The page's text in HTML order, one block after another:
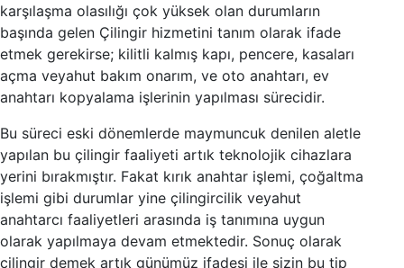
karşılaşma olasılığı çok yüksek olan durumların
başında gelen Çilingir hizmetini tanım olarak ifade
etmek gerekirse; kilitli kalmış kapı, pencere, kasaları
açma veyahut bakım onarım, ve oto anahtarı, ev
anahtarı kopyalama işlerinin yapılması sürecidir.
Bu süreci eski dönemlerde maymuncuk denilen aletle
yapılan bu çilingir faaliyeti artık teknolojik cihazlara
yerini bırakmıştır. Fakat kırık anahtar işlemi, çoğaltma
işlemi gibi durumlar yine çilingircilik veyahut
anahtarcı faaliyetleri arasında iş tanımına uygun
olarak yapılmaya devam etmektedir. Sonuç olarak
çilingir demek artık günümüz ifadesi ile sizin bu tip